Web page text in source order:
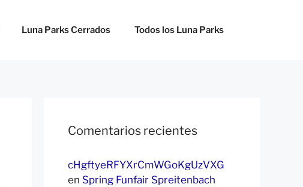
Luna Parks Cerrados Todos los Luna Parks
Comentarios recientes
cHgftyeRFYXrCmWGoKgUzVXG
en Spring Funfair Spreitenbach